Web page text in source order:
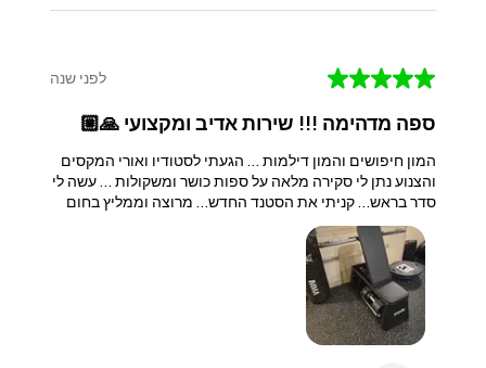
★
★
★
★
★ לפני שנה
ספה מדהימה !!! שירות אדיב ומקצועי 🙏🏼
המון חיפושים והמון דילמות … הגעתי לסטודיו ואורי המקסים
והצנוע נתן לי סקירה מלאה על ספות כושר ומשקולות … עשה לי
סדר בראש… קניתי את הסטנד החדש… מרוצה וממליץ בחום